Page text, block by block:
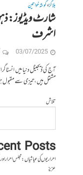
بلاگز•گوشہ خواتین
شارٹ ویڈیوز:
اشرف
03/07/2025
آج کی ڈیجیٹل دنیا میں
مشتمل ہیں، تیزی سے مقبول
تلاش
Posts
احراریوں کی عیاشیاں : مجلس احرار
عزیز